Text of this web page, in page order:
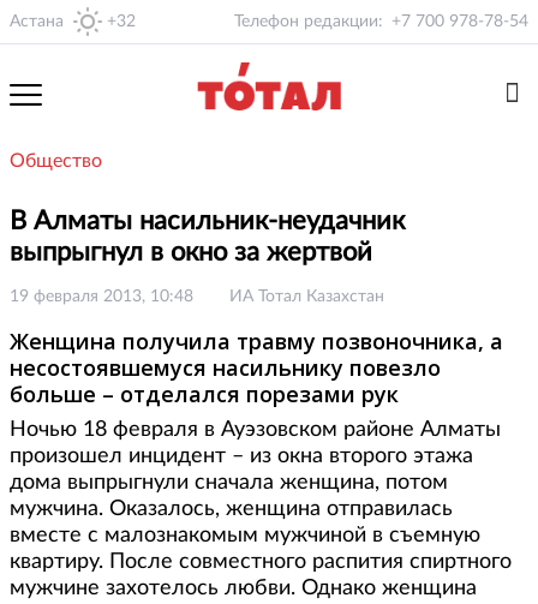
Астана +32 Телефон редакции: +7 700 978-78-54
Общество
В Алматы насильник-неудачник
выпрыгнул в окно за жертвой
19 февраля 2013, 10:48 ИА Тотал Казахстан
Женщина получила травму позвоночника, а
несостоявшемуся насильнику повезло
больше – отделался порезами рук
Ночью 18 февраля в Ауэзовском районе Алматы
произошел инцидент – из окна второго этажа
дома выпрыгнули сначала женщина, потом
мужчина. Оказалось, женщина отправилась
вместе с малознакомым мужчиной в съемную
квартиру. После совместного распития спиртного
мужчине захотелось любви. Однако женщина